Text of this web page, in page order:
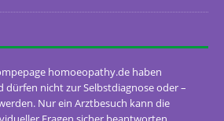
homoeopathy.de haben
dürfen nicht zur Selbstdiagnose oder –
Nur ein Arztbesuch kann die